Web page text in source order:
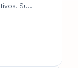
Su
resistencia
recurso